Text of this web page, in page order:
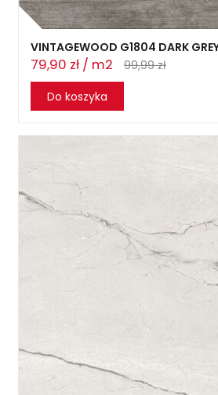
VINTAGEWOOD G1804 DARK
79,90 zł / m2
99,99 zł
Do koszyka